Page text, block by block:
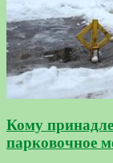
Кому
парковочное